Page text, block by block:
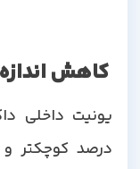
کاهش اندازه و
درصد کوچکتر و